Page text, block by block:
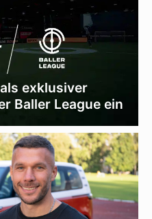
exklusiver
Baller League ein